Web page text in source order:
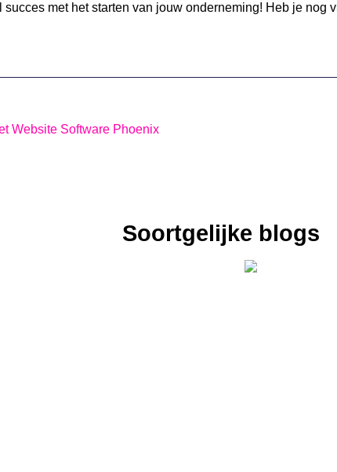
met het starten van jouw onderneming! Heb je nog
Website Software Phoenix
Soortgelijke blogs